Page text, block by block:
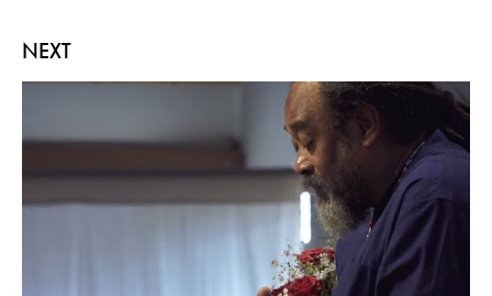
NEXT